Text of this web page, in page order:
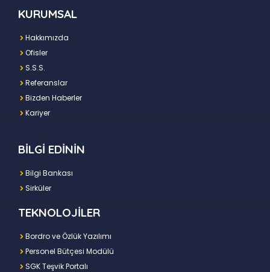
KURUMSAL
Hakkımızda
Ofisler
S.S.S.
Referanslar
Bizden Haberler
Kariyer
BİLGİ EDİNİN
Bilgi Bankası
Sirküler
TEKNOLOJİLER
Bordro ve Özlük Yazılımı
Personel Bütçesi Modülü
SGK Teşvik Portalı